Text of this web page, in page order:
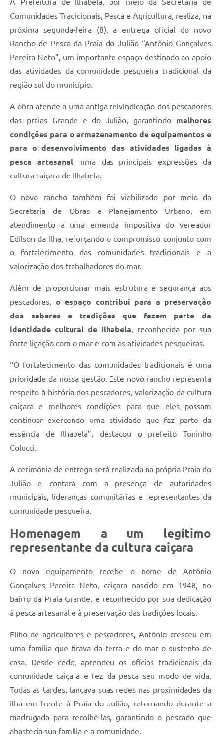
Comunidades Tradicionais, Pesca e Agricultura, realiza, na
próxima segunda-feira (8), a entrega oficial do novo
Rancho de Pesca da Praia do Julião “Antônio Gonçalves
Pereira Neto”, um importante espaço destinado ao apoio
das atividades da comunidade pesqueira tradicional da
região sul do município.
A obra atende a uma antiga reivindicação dos pescadores
das praias Grande e do Julião, garantindo melhores
condições para o armazenamento de equipamentos e
para o desenvolvimento das atividades ligadas à
pesca artesanal , uma das principais expressões da
cultura caiçara de Ilhabela.
O novo rancho também foi viabilizado por meio da
Secretaria de Obras e Planejamento Urbano, em
atendimento a uma emenda impositiva do vereador
Edílson da Ilha, reforçando o compromisso conjunto com
o fortalecimento das comunidades tradicionais e a
valorização dos trabalhadores do mar.
Além de proporcionar mais estrutura e segurança aos
pescadores, o espaço contribui para a preservação
dos saberes e tradições que fazem parte da
identidade cultural de Ilhabela , reconhecida por sua
forte ligação com o mar e com as atividades pesqueiras.
“O fortalecimento das comunidades tradicionais é uma
prioridade da nossa gestão. Este novo rancho representa
respeito à história dos pescadores, valorização da cultura
caiçara e melhores condições para que eles possam
continuar exercendo uma atividade que faz parte da
essência de Ilhabela”, destacou o prefeito Toninho
Colucci.
A cerimônia de entrega será realizada na própria Praia do
Julião e contará com a presença de autoridades
municipais, lideranças comunitárias e representantes da
comunidade pesqueira.
Homenagem a um legítimo
representante da cultura caiçara
O novo equipamento recebe o nome de Antônio
Gonçalves Pereira Neto, caiçara nascido em 1948, no
bairro da Praia Grande, e reconhecido por sua dedicação
à pesca artesanal e à preservação das tradições locais.
Filho de agricultores e pescadores, Antônio cresceu em
uma família que tirava da terra e do mar o sustento de
casa. Desde cedo, aprendeu os ofícios tradicionais da
comunidade caiçara e fez da pesca seu modo de vida.
Todas as tardes, lançava suas redes nas proximidades da
ilha em frente à Praia do Julião, retornando durante a
madrugada para recolhê-las, garantindo o pescado que
abastecia sua família e a comunidade.